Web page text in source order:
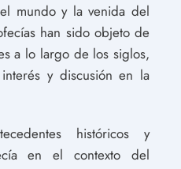
mundo y la venida del
han sido objeto de
a lo largo de los siglos,
y discusión en la
históricos y
en el contexto del